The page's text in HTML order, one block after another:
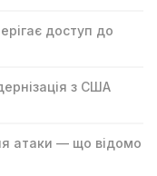
доступ до
з США
атаки — що відомо